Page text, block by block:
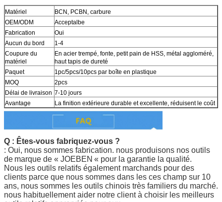
Matériel
BCN, PCBN, carbure
OEM/ODM
Acceptalbe
Fabrication
Oui
Aucun du bord
1-4
Coupure du
matériel
En acier trempé, fonte, petit pain de HSS, métal aggloméré,
haut tapis de dureté
Paquet
1pc/5pcs/10pcs par boîte en plastique
MOQ
2pcs
Délai de livraison 7-10 jours
Avantage
La finition extérieure durable et excellente, réduisent le coût
Q : Êtes-vous fabriquez-vous ?
: Oui, nous sommes fabrication. nous produisons nos outils
de marque de « JOEBEN « pour la garantie la qualité.
Nous les outils relatifs également marchands pour des
clients parce que nous sommes dans les ces champ sur 10
ans, nous sommes les outils chinois très familiers du marché.
nous habituellement aider notre client à choisir les meilleurs